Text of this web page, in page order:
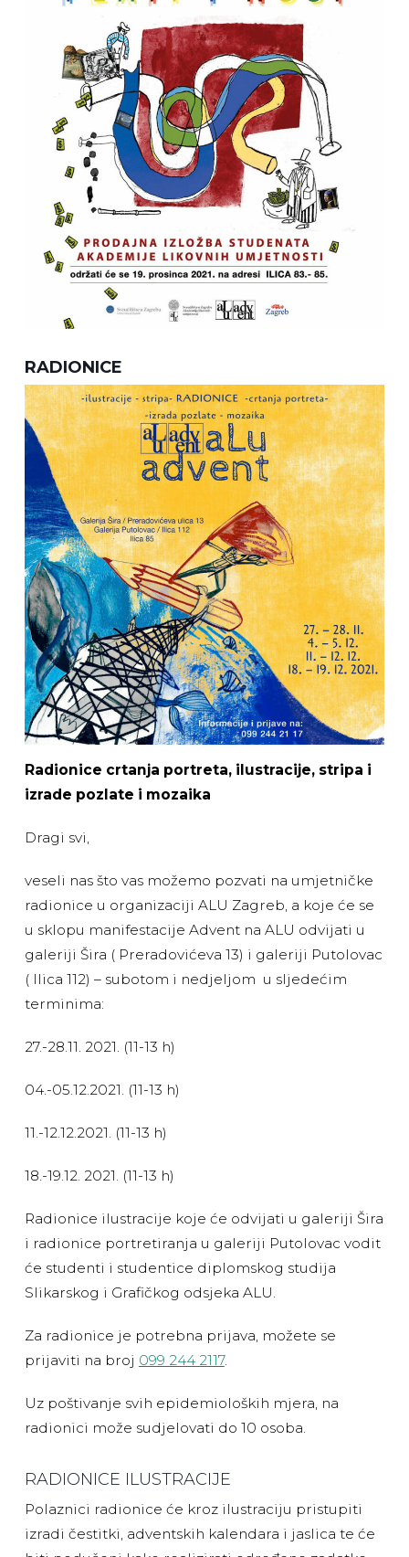
RADIONICE
Radionice crtanja portreta, ilustracije, stripa i
izrade pozlate i mozaika
Dragi svi,
veseli nas što vas možemo pozvati na umjetničke
radionice u organizaciji ALU Zagreb, a koje će se
u sklopu manifestacije Advent na ALU odvijati u
galeriji Šira ( Preradovićeva 13) i galeriji Putolovac
( Ilica 112) – subotom i nedjeljom u sljedećim
terminima:
27.-28.11. 2021. (11-13 h)
04.-05.12.2021. (11-13 h)
11.-12.12.2021. (11-13 h)
18.-19.12. 2021. (11-13 h)
Radionice ilustracije koje će odvijati u galeriji Šira
i radionice portretiranja u galeriji Putolovac vodit
će studenti i studentice diplomskog studija
Slikarskog i Grafičkog odsjeka ALU.
Za radionice je potrebna prijava, možete se
prijaviti na broj 099 244 2117.
Uz poštivanje svih epidemioloških mjera, na
radionici može sudjelovati do 10 osoba.
RADIONICE ILUSTRACIJE
Polaznici radionice će kroz ilustraciju pristupiti
izradi čestitki, adventskih kalendara i jaslica te će